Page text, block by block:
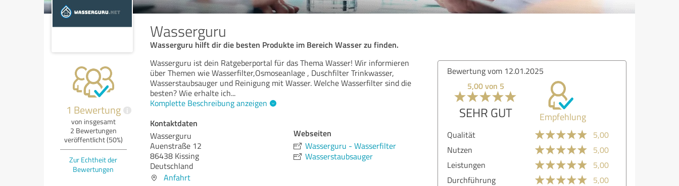
Wasserguru
Wasserguru hilft dir die besten Produkte im Bereich Wasser zu finden.
1 Bewertung i
von insgesamt
2 Bewertungen
veröffentlicht (50%)
Zur Echtheit der
Bewertungen
Wasserguru ist dein Ratgeberportal für das Thema Wasser! Wir informieren
über Themen wie Wasserfilter,Osmoseanlage , Duschfilter Trinkwasser,
Wasserstaubsauger und Reinigung mit Wasser. Welche Wasserfilter sind die
besten? Wie erhalte ich...
Komplette Beschreibung anzeigen
Kontaktdaten
Wasserguru
Auenstraße 12
86438 Kissing
Deutschland
Anfahrt
Webseiten
Wasserguru - Wasserfilter
Wasserstaubsauger
Bewertung vom 12.01.2025
5,00 von 5
SEHR GUT Empfehlung
Qualität
5,00
Nutzen
5,00
Leistungen
5,00
Durchführung
5,00